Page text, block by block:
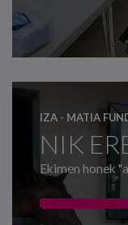
IZA - MATIA
NIK
Ekimen honek